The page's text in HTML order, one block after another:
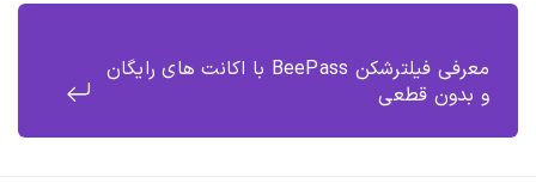
معرفی فیلترشکن BeePass با اکانت های رایگان
و بدون قطعی